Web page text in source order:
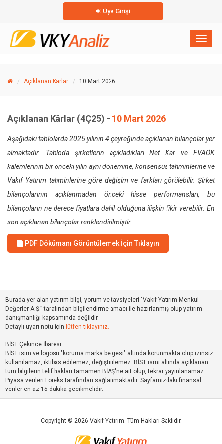
Üye Girişi
×
Açıklanan Karlar 10 Mart 2026
Açıklanan Kârlar (4Ç25) - 10 Mart 2026
Aşağıdaki tablolarda 2025 yılının 4.çeyreğinde açıklanan bilançolar yer
almaktadır. Tabloda şirketlerin açıkladıkları Net Kar ve FVAÖK
kalemlerinin bir önceki yılın aynı dönemine, konsensüs tahminlerine ve
Vakıf Yatırım tahminlerine göre değişim ve farkları görülebilir. Şirket
bilançolarının açıklanmadan önceki hisse performansları, bu
bilançoların ne derece fiyatlara dahil olduğuna ilişkin fikir verebilir. En
son açıklanan bilançolar renklendirilmiştir.
PDF Dökümanı Görüntülemek İçin Tıklayın
Burada yer alan yatırım bilgi, yorum ve tavsiyeleri "Vakıf Yatırım Menkul
Değerler A.Ş.” tarafından bilgilendirme amacı ile hazırlanmış olup yatırım
danışmanlığı kapsamında değildir.
Detaylı uyarı notu için lütfen tıklayınız.
BİST Çekince İbaresi
BİST isim ve logosu "koruma marka belgesi" altında korunmakta olup izinsiz
kullanılamaz, iktibas edilemez, değiştirilemez. BİST ismi altında açıklanan
tüm bilgilerin telif hakları tamamen BİAŞ'ne ait olup, tekrar yayınlanamaz.
Piyasa verileri Foreks tarafından sağlanmaktadır. Sayfamızdaki finansal
veriler en az 15 dakika gecikmelidir.
Copyright © 2026 Vakıf Yatırım. Tüm Hakları Saklıdır.